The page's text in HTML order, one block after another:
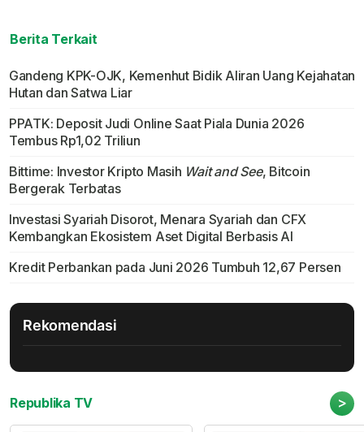
Berita Terkait
Gandeng KPK-OJK, Kemenhut Bidik Aliran Uang Kejahatan
Hutan dan Satwa Liar
PPATK: Deposit Judi Online Saat Piala Dunia 2026
Tembus Rp1,02 Triliun
Bittime: Investor Kripto Masih Wait and See, Bitcoin
Bergerak Terbatas
Investasi Syariah Disorot, Menara Syariah dan CFX
Kembangkan Ekosistem Aset Digital Berbasis AI
Kredit Perbankan pada Juni 2026 Tumbuh 12,67 Persen
Rekomendasi
Republika TV >